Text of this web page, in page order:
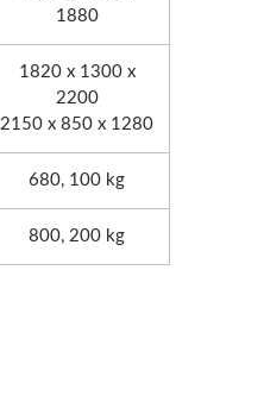
1880
1820 x 1300 x
2200
2150 x 850 x 1280
680, 100 kg
800, 200 kg